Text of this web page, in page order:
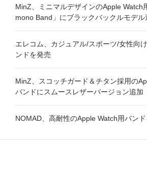
MinZ、ミニマルデザインのApple Watch
mono Band」にブラックバックルモデル
エレコム、カジュアル/スポーツ/女性向
ンドを発売
MinZ、スコッチガード＆チタン採用の
バンドにスムースレザーバージョン追加
NOMAD、高耐性のApple Watch用バン